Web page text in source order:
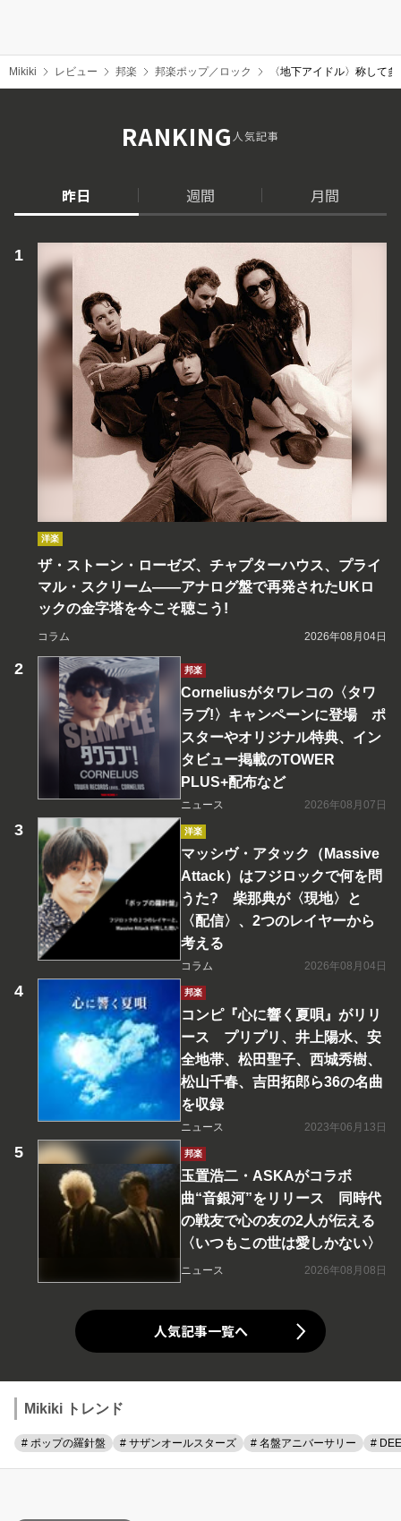
Mikiki レビュー 邦楽 邦楽ポップ／ロック 〈地下アイドル〉称して
RANKING人気記事
昨日 週間 月間
洋楽
ザ・ストーン・ローゼズ、チャプターハウス、プライ
マル・スクリーム――アナログ盤で再発されたUKロ
ックの金字塔を今こそ聴こう!
コラム 2026年08月04日
邦楽
Corneliusがタワレコの〈タワ
ラブ!〉キャンペーンに登場 ポ
スターやオリジナル特典、イン
タビュー掲載のTOWER
PLUS+配布など
ニュース 2026年08月07日
洋楽
マッシヴ・アタック（Massive
Attack）はフジロックで何を問
うた? 柴那典が〈現地〉と
〈配信〉、2つのレイヤーから
考える
コラム 2026年08月04日
邦楽
コンピ『心に響く夏唄』がリリ
ース プリプリ、井上陽水、安
全地帯、松田聖子、西城秀樹、
松山千春、吉田拓郎ら36の名曲
を収録
ニュース 2023年06月13日
邦楽
玉置浩二・ASKAがコラボ
曲“音銀河”をリリース 同時代
の戦友で心の友の2人が伝える
〈いつもこの世は愛しかない〉
ニュース 2026年08月08日
人気記事一覧へ
Mikiki トレンド
# ポップの羅針盤 # サザンオールスターズ # 名盤アニバーサリー #